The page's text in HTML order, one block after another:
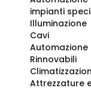
impianti
Illuminazione
Cavi
Rinnovabili
Attrezzature